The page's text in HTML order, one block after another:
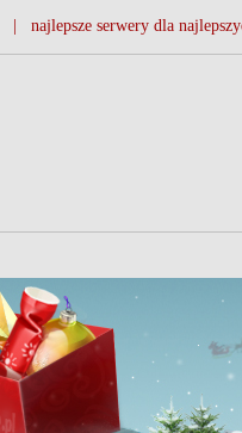
| najlepsze serwery dla